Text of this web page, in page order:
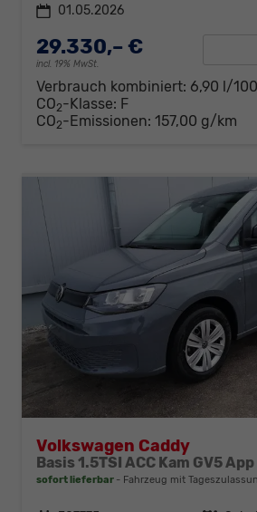
01.05.2026
29.330,– €
incl. 19% MwSt.
Verbrauch kombiniert: 6,90 l/
CO2-Klasse: F
CO2-Emissionen: 157,00 g/km
Volkswagen Caddy
Basis 1.5TSI ACC Kam GV5 App
sofort lieferbar Fahrzeug mit